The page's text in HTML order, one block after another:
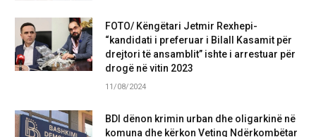
FOTO/ Këngëtari Jetmir Rexhepi-
“kandidati i preferuar i Bilall Kasamit për
drejtori të ansamblit” ishte i arrestuar për
drogë në vitin 2023
11/08/2024
BDI dënon krimin urban dhe oligarkinë në
komuna dhe kërkon Veting Ndërkombëtar